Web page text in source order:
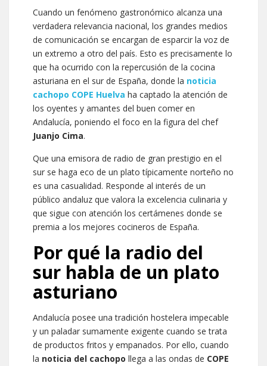
Cuando un fenómeno gastronómico alcanza una
verdadera relevancia nacional, los grandes medios
de comunicación se encargan de esparcir la voz de
un extremo a otro del país. Esto es precisamente lo
que ha ocurrido con la repercusión de la cocina
asturiana en el sur de España, donde la noticia
cachopo COPE Huelva ha captado la atención de
los oyentes y amantes del buen comer en
Andalucía, poniendo el foco en la figura del chef
Juanjo Cima.
Que una emisora de radio de gran prestigio en el
sur se haga eco de un plato típicamente norteño no
es una casualidad. Responde al interés de un
público andaluz que valora la excelencia culinaria y
que sigue con atención los certámenes donde se
premia a los mejores cocineros de España.
Por qué la radio del
sur habla de un plato
asturiano
Andalucía posee una tradición hostelera impecable
y un paladar sumamente exigente cuando se trata
de productos fritos y empanados. Por ello, cuando
la noticia del cachopo llega a las ondas de COPE